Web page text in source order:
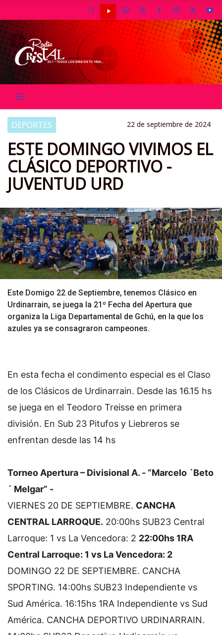
DEPORTES 22 de septiembre de 2024
ESTE DOMINGO VIVIMOS EL
CLÁSICO DEPORTIVO -
JUVENTUD URD
Este Domigo 22 de Septiembre, tenemos Clásico en
Urdinarrain, se juega la 21º Fecha del Apertura que
organiza la Liga Departamental de Gchú, en la que los
azules ya se consagraron campeones.
En esta fecha el condimento especial es el Claso
de los Clásicos de Urdinarrain. Desde las 16.15 hs
se juega en el Teodoro Treisse en primera
división. En Sub 23 Pitufos y Liebreros se
enfrentan desde las 14 hs
Torneo Apertura – Divisional A. - “Marcelo ´Beto
´ Melgar” -
VIERNES 20 DE SEPTIEMBRE. CANCHA
CENTRAL LARROQUE. 20:00hs SUB23 Central
Larroque: 1 vs La Vencedora: 2 22:00hs 1RA
Central Larroque: 1 vs La Vencedora: 2
DOMINGO 22 DE SEPTIEMBRE. CANCHA
SPORTING. 14:00hs SUB23 Independiente vs
Sud América. 16:15hs 1RA Independiente vs Sud
América. CANCHA DEPORTIVO URDINARRAIN.